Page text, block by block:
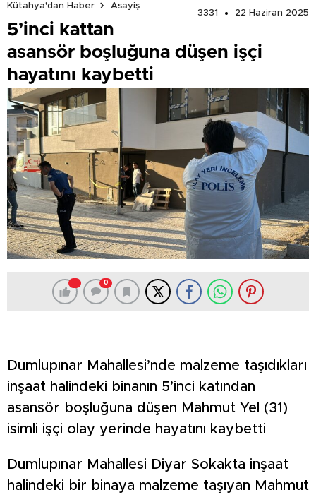
Kütahya'dan Haber
Asayiş
3331
22 Haziran 2025
5’inci kattan
asansör boşluğuna düşen işçi
hayatını kaybetti
0
Dumlupınar Mahallesi’nde malzeme taşıdıkları
inşaat halindeki binanın 5’inci katından
asansör boşluğuna düşen Mahmut Yel (31)
isimli işçi olay yerinde hayatını kaybetti
Dumlupınar Mahallesi Diyar Sokakta inşaat
halindeki bir binaya malzeme taşıyan Mahmut